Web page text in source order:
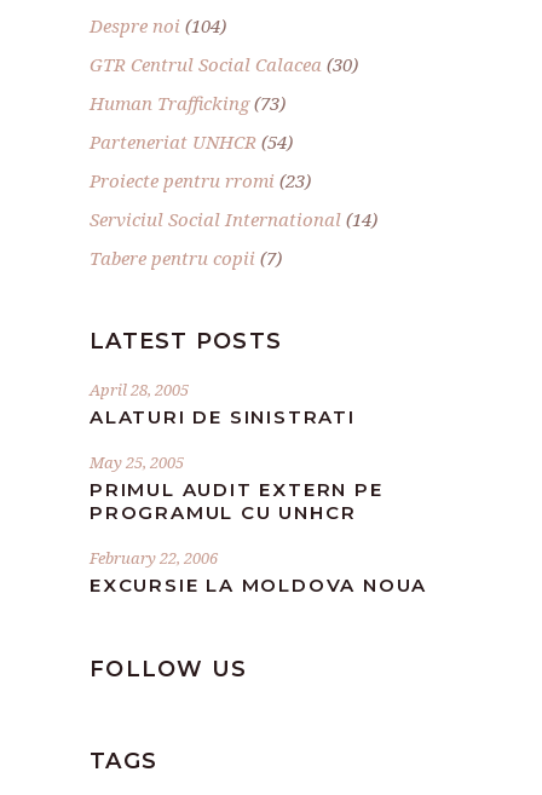
Despre noi (104)
GTR Centrul Social Calacea (30)
Human Trafficking(73)
Parteneriat UNHCR (54)
Proiecte pentru rromi (23)
Serviciul Social International (14)
Tabere pentru copii (7)
LATEST POSTS
April 28, 2005
ALATURI DE SINISTRATI
May 25, 2005
PRIMUL AUDIT EXTERN PE
PROGRAMUL CU UNHCR
February 22, 2006
EXCURSIE LA MOLDOVA NOUA
FOLLOW US
TAGS